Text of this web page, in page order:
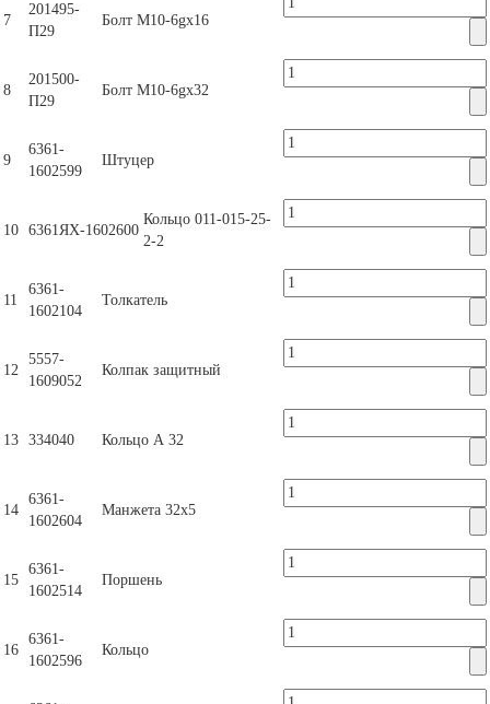
7
201495-
П29
Болт M10-6gx16
8
201500-
П29
Болт M10-6gx32
9
6361-
1602599
Штуцер
10 6361ЯХ-1602600
Кольцо 011-015-25-
2-2
11
6361-
1602104
Толкатель
12
5557-
1609052
Колпак защитный
13 334040 Кольцо А 32
14
6361-
1602604
Манжета 32х5
15
6361-
1602514
Поршень
16
6361-
1602596
Кольцо